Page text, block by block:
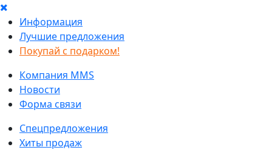
Информация
Лучшие предложения
Покупай с подарком!
Компания MMS
Новости
Форма связи
Спецпредложения
Хиты продаж